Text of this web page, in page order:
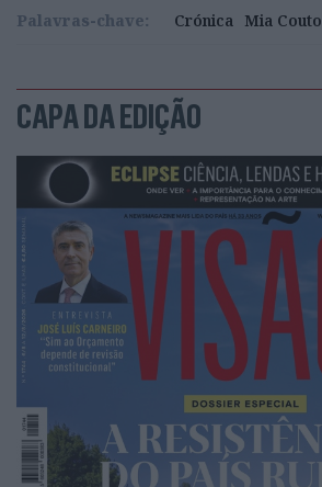
Palavras-chave: Crónica Mia Couto
CAPA DA EDIÇÃO